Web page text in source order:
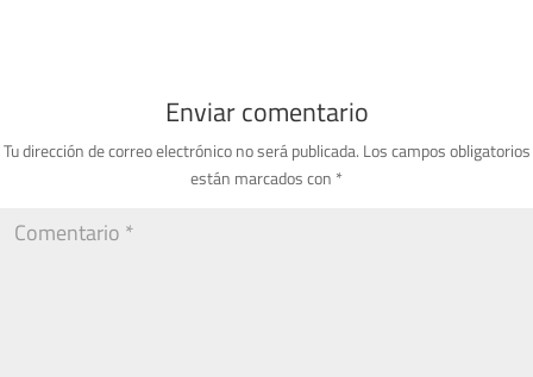
Enviar comentario
Tu dirección de correo electrónico no será publicada. Los campos obligatorios
están marcados con *